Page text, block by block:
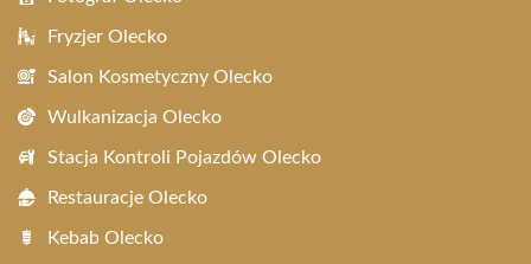
Fryzjer Olecko
Salon Kosmetyczny Olecko
Wulkanizacja Olecko
Stacja Kontroli Pojazdów Olecko
Restauracje Olecko
Kebab Olecko